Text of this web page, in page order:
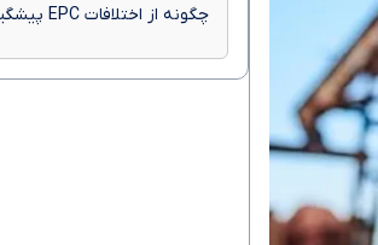
چگونه از اختلافات EPC پیشگیری کنیم؟